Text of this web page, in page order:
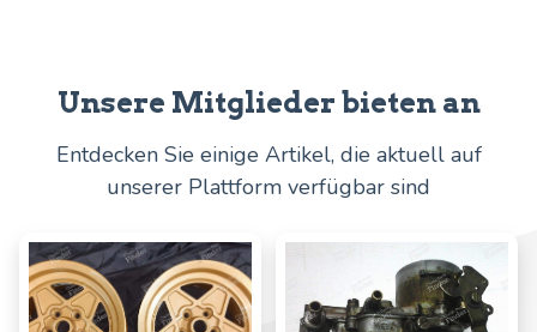
Unsere Mitglieder bieten an
Entdecken Sie einige Artikel, die aktuell auf
unserer Plattform verfügbar sind